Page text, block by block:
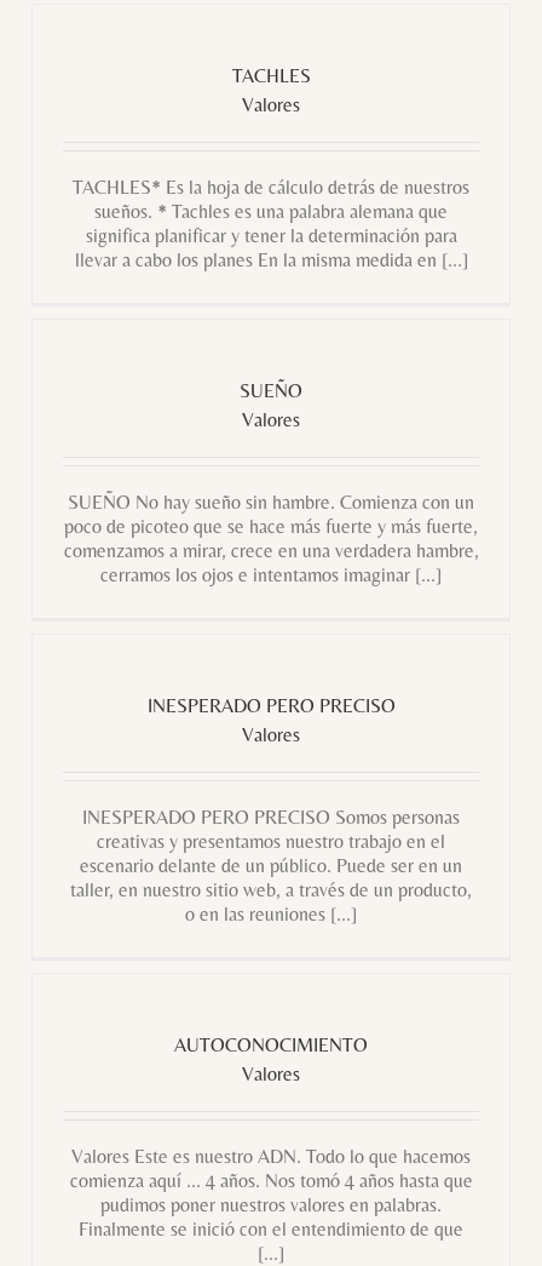
TACHLES
Valores
TACHLES* Es la hoja de cálculo detrás de nuestros
sueños. * Tachles es una palabra alemana que
significa planificar y tener la determinación para
llevar a cabo los planes En la misma medida en [...]
SUEÑO
Valores
SUEÑO No hay sueño sin hambre. Comienza con un
poco de picoteo que se hace más fuerte y más fuerte,
comenzamos a mirar, crece en una verdadera hambre,
cerramos los ojos e intentamos imaginar [...]
INESPERADO PERO PRECISO
Valores
INESPERADO PERO PRECISO Somos personas
creativas y presentamos nuestro trabajo en el
escenario delante de un público. Puede ser en un
taller, en nuestro sitio web, a través de un producto,
o en las reuniones [...]
AUTOCONOCIMIENTO
Valores
Valores Este es nuestro ADN. Todo lo que hacemos
comienza aquí ... 4 años. Nos tomó 4 años hasta que
pudimos poner nuestros valores en palabras.
Finalmente se inició con el entendimiento de que
[...]